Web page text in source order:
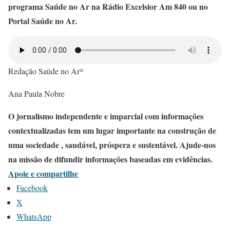
programa Saúde no Ar na Rádio Excelsior Am 840 ou no
Portal Saúde no Ar.
Redação Saúde no Ar*
Ana Paula Nobre
O jornalismo independente e imparcial com informações
contextualizadas tem um lugar importante na construção de
uma sociedade , saudável, próspera e sustentável. Ajude-nos
na missão de difundir informações baseadas em evidências.
Apoie e compartilhe
Facebook
X
WhatsApp